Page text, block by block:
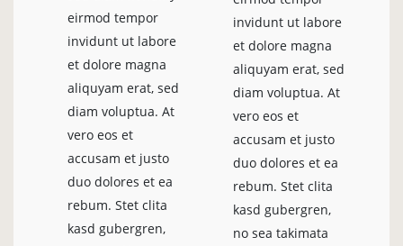
eirmod tempor
invidunt ut labore
et dolore magna
aliquyam erat, sed
diam voluptua. At
vero eos et
accusam et justo
duo dolores et ea
rebum. Stet clita
kasd gubergren,
invidunt ut labore
et dolore magna
aliquyam erat, sed
diam voluptua. At
vero eos et
accusam et justo
duo dolores et ea
rebum. Stet clita
kasd gubergren,
no sea takimata